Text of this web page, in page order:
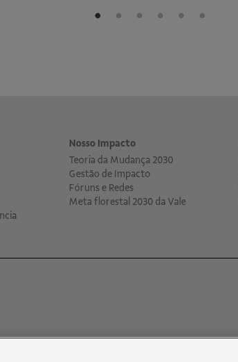
Nosso Impacto
Teoria da Mudança 2030
Gestão de Impacto
Fóruns e Redes
Meta florestal 2030 da Vale